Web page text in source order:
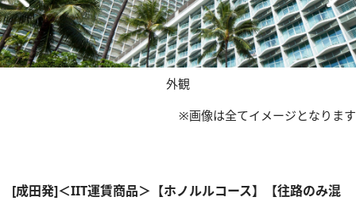
外観
※画像は全てイメージとなります
[成田発]＜IIT運賃商品＞【ホノルルコース】【往路のみ混